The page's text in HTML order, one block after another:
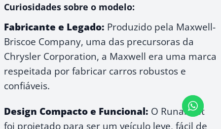
Curiosidades sobre o modelo:
Fabricante e Legado: Produzido pela Maxwell-
Briscoe Company, uma das precursoras da
Chrysler Corporation, a Maxwell era uma marca
respeitada por fabricar carros robustos e
confiáveis.
Design Compacto e Funcional: O Runabout
foi projetado para ser um veículo leve, fácil de